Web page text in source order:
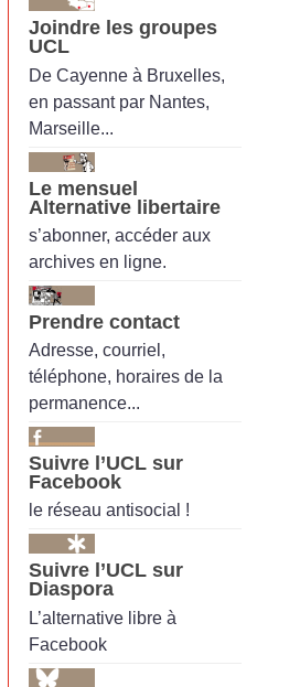
Joindre les groupes
UCL
De Cayenne à Bruxelles,
en passant par Nantes,
Marseille...
Le mensuel
Alternative libertaire
s’abonner, accéder aux
archives en ligne.
Prendre contact
Adresse, courriel,
téléphone, horaires de la
permanence...
Suivre l’UCL sur
Facebook
le réseau antisocial !
Suivre l’UCL sur
Diaspora
L’alternative libre à
Facebook